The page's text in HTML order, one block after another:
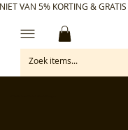
VAN 5% KORTING &